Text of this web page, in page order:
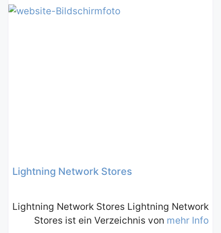
Lightning Network Stores
Lightning Network Stores Lightning Network
Stores ist ein Verzeichnis von mehr Info